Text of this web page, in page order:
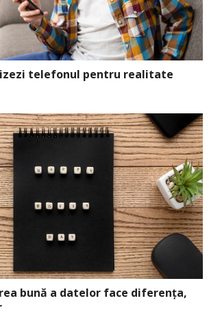
telefonul pentru realitate
bună a datelor face diferența,